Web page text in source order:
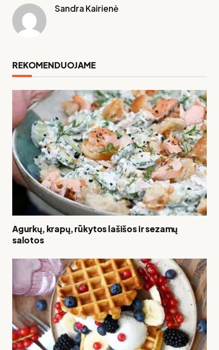
Sandra Kairienė
REKOMENDUOJAME
Agurkų, krapų, rūkytos lašišos ir sezamų
salotos